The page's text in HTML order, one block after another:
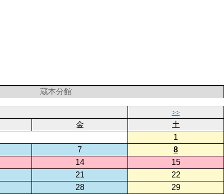
蔵本分館
>>
金
土
1
7
8
14
15
21
22
28
29